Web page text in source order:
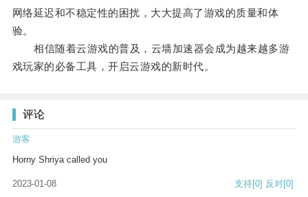
网络延迟和不稳定性的困扰，大大提高了游戏的质量和体
验。
相信随着云游戏的普及，云墙加速器会成为越来越多游
戏玩家的必备工具，开启云游戏的新时代。
评论
游客
Horny Shriya called you
2023-01-08 支持[0] 反对[0]